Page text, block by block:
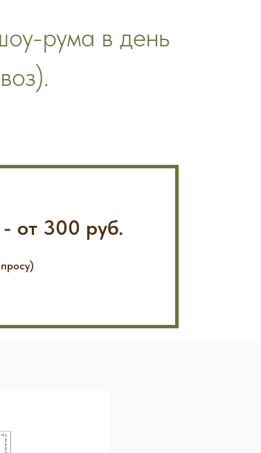
рума в день
от 300 руб.